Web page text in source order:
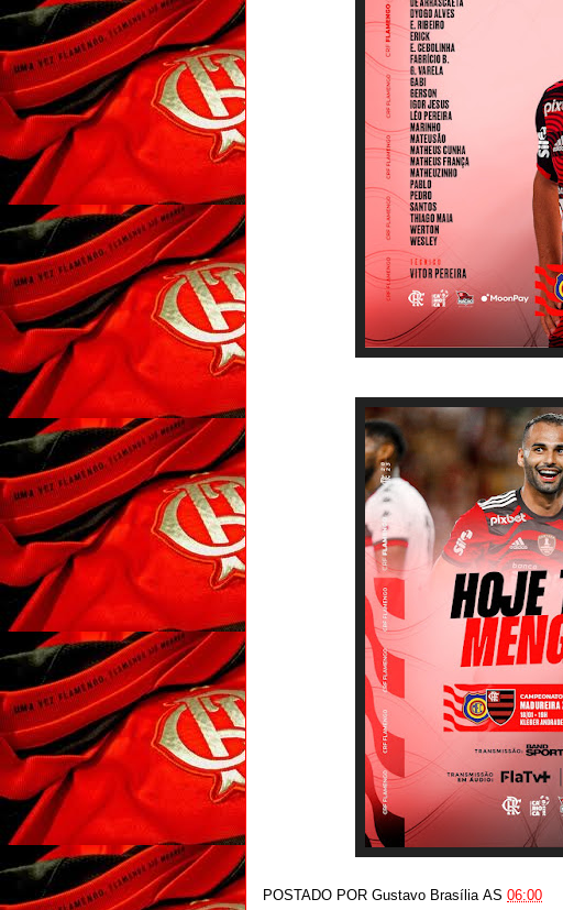
POSTADO POR Gustavo Brasília AS 06:00